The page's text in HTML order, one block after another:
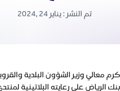
تم النشر : يناير 24 ,2024
كرم معالي وزير الشؤون البلدية